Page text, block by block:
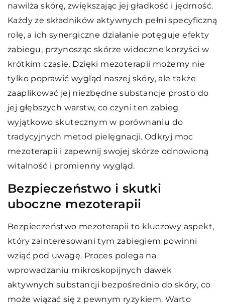
nawilża skórę, zwiększając jej gładkość i jędrność.
Każdy ze składników aktywnych pełni specyficzną
rolę, a ich synergiczne działanie potęguje efekty
zabiegu, przynosząc skórze widoczne korzyści w
krótkim czasie. Dzięki mezoterapii możemy nie
tylko poprawić wygląd naszej skóry, ale także
zaaplikować jej niezbędne substancje prosto do
jej głębszych warstw, co czyni ten zabieg
wyjątkowo skutecznym w porównaniu do
tradycyjnych metod pielęgnacji. Odkryj moc
mezoterapii i zapewnij swojej skórze odnowioną
witalność i promienny wygląd.
Bezpieczeństwo i skutki
uboczne mezoterapii
Bezpieczeństwo mezoterapii to kluczowy aspekt,
który zainteresowani tym zabiegiem powinni
wziąć pod uwagę. Proces polega na
wprowadzaniu mikroskopijnych dawek
aktywnych substancji bezpośrednio do skóry, co
może wiązać się z pewnym ryzykiem. Warto